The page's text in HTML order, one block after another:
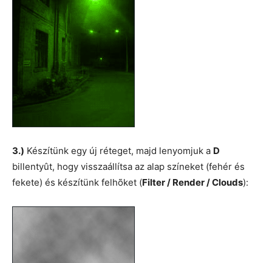
3.) Készítünk egy új réteget, majd lenyomjuk a D
billentyût, hogy visszaállítsa az alap színeket (fehér és
fekete) és készítünk felhõket (Filter / Render / Clouds):